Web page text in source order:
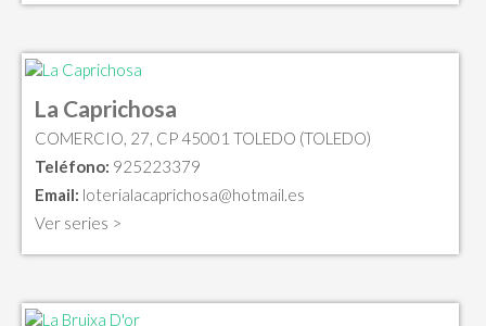
La Caprichosa
COMERCIO, 27, CP 45001 TOLEDO (TOLEDO)
Teléfono: 925223379
Email: loterialacaprichosa@hotmail.es
Ver series >